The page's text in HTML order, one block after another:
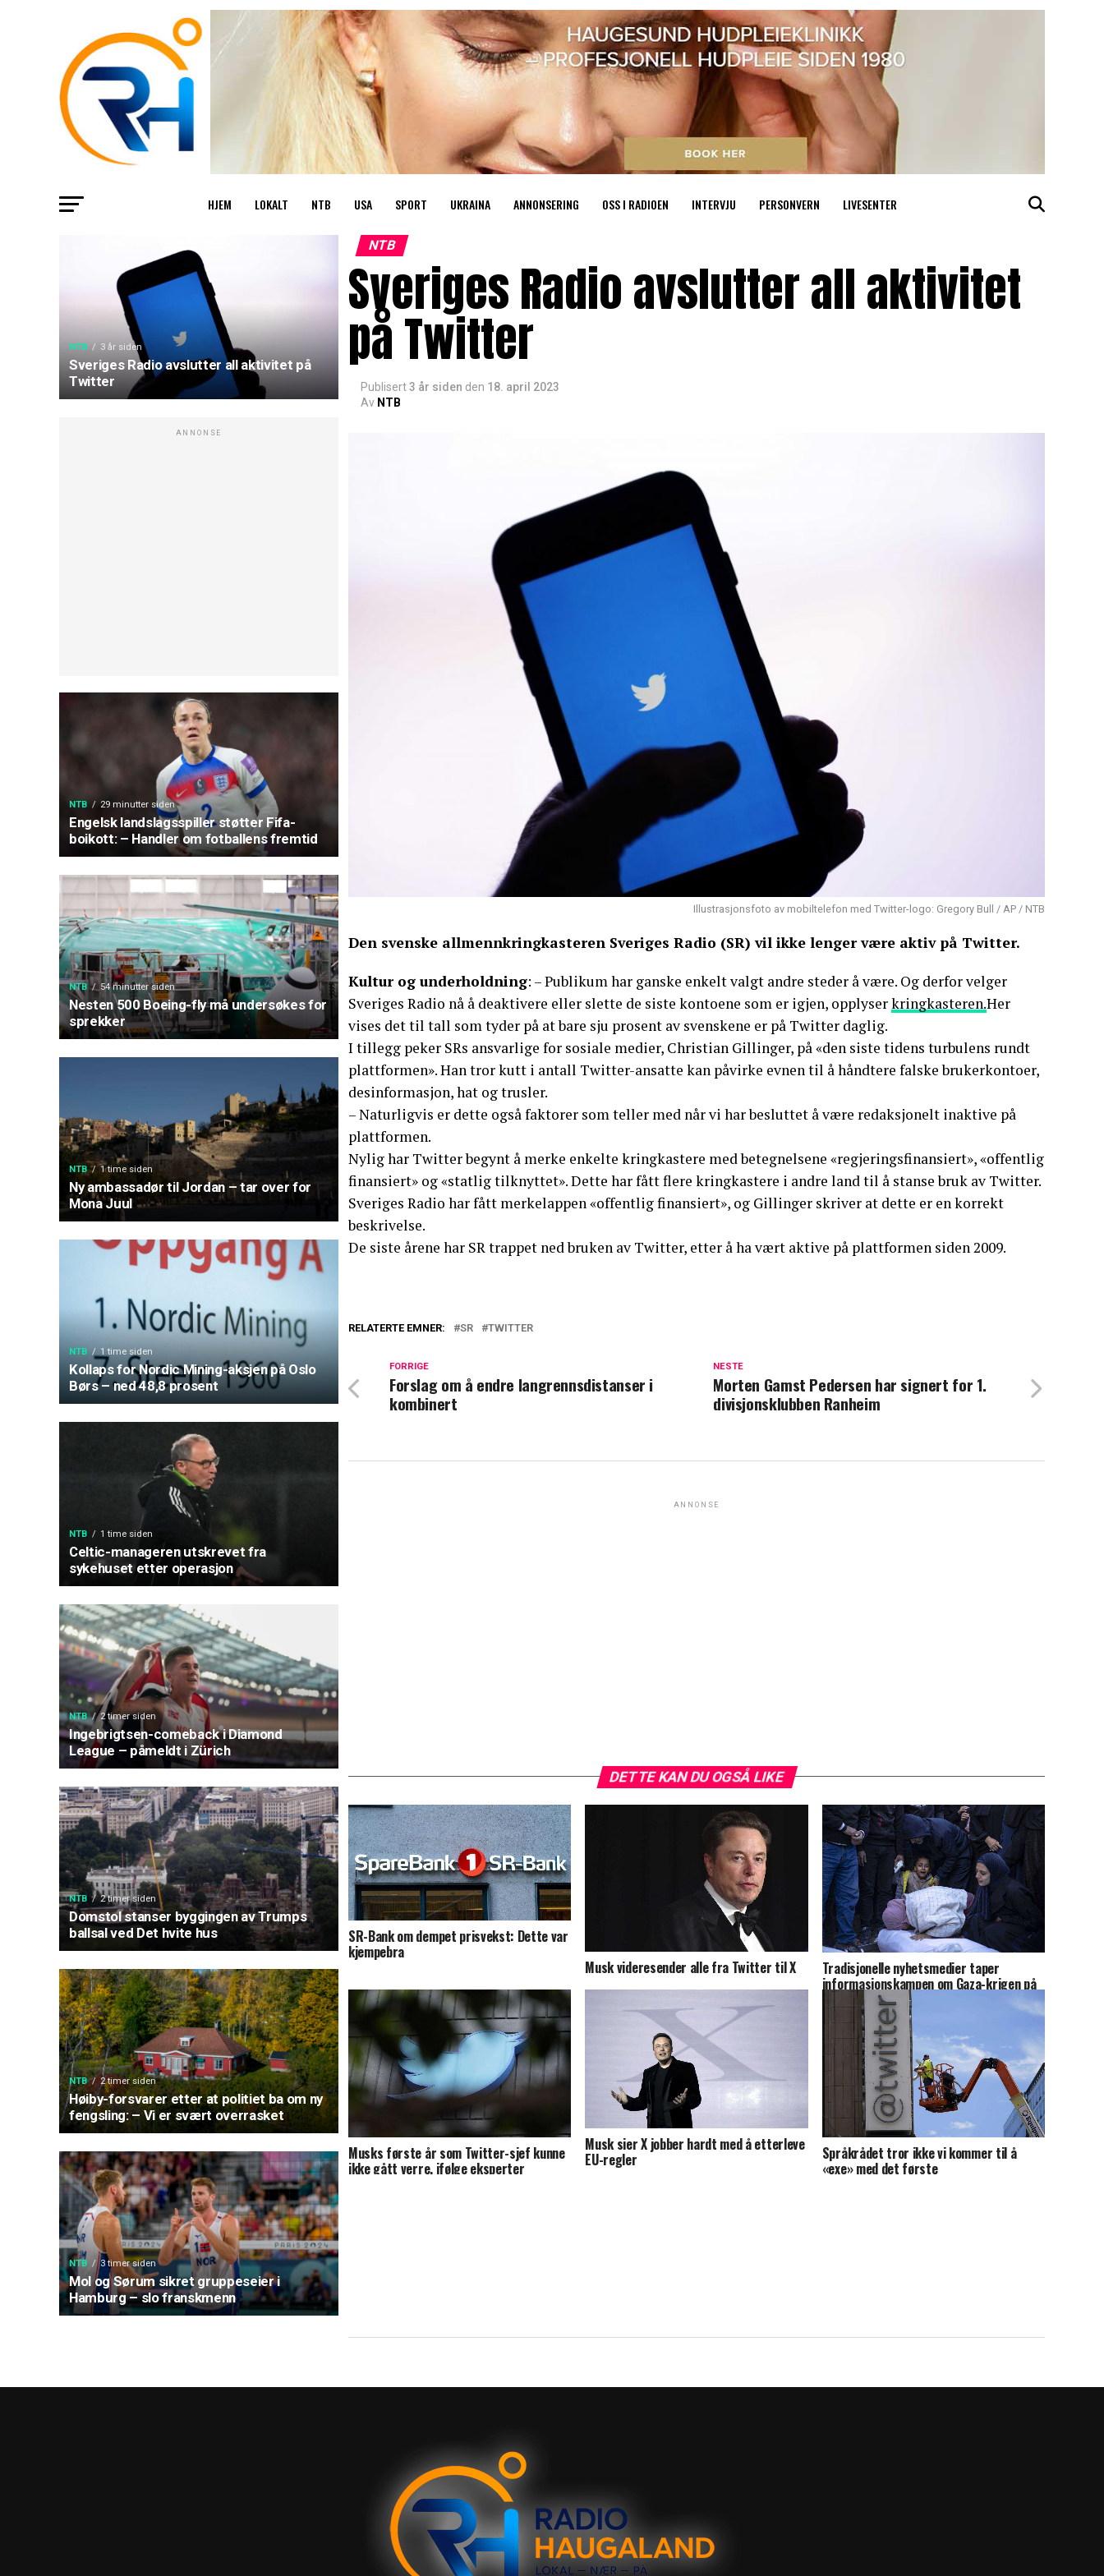
HJEM LOKALT NTB USA SPORT UKRAINA ANNONSERING OSS I RADIOEN INTERVJU PERSONVERN LIVESENTER
NTB 3 år siden
Sveriges Radio avslutter all aktivitet på
Twitter
ANNONSE
NTB 29 minutter siden
Engelsk landslagsspiller støtter Fifa-
boikott: – Handler om fotballens fremtid
NTB 54 minutter siden
Nesten 500 Boeing-fly må undersøkes for
sprekker
NTB 1 time siden
Ny ambassadør til Jordan – tar over for
Mona Juul
NTB 1 time siden
Kollaps for Nordic Mining-aksjen på Oslo
Børs – ned 48,8 prosent
NTB 1 time siden
Celtic-manageren utskrevet fra
sykehuset etter operasjon
NTB 2 timer siden
Ingebrigtsen-comeback i Diamond
League – påmeldt i Zürich
NTB 2 timer siden
Domstol stanser byggingen av Trumps
ballsal ved Det hvite hus
NTB 2 timer siden
Høiby-forsvarer etter at politiet ba om ny
fengsling: – Vi er svært overrasket
NTB 3 timer siden
Mol og Sørum sikret gruppeseier i
Hamburg – slo franskmenn
NTB
Sveriges Radio avslutter all aktivitet
på Twitter
Publisert3 år siden den 18. april 2023
Av NTB
Illustrasjonsfoto av mobiltelefon med Twitter-logo: Gregory Bull / AP / NTB
Den svenske allmennkringkasteren Sveriges Radio (SR) vil ikke lenger være aktiv på Twitter.
Kultur og underholdning: – Publikum har ganske enkelt valgt andre steder å være. Og derfor velger
Sveriges Radio nå å deaktivere eller slette de siste kontoene som er igjen, opplyserkringkasteren.Her
vises det til tall som tyder på at bare sju prosent av svenskene er på Twitter daglig.
I tillegg peker SRs ansvarlige for sosiale medier, Christian Gillinger, på «den siste tidens turbulens rundt
plattformen». Han tror kutt i antall Twitter-ansatte kan påvirke evnen til å håndtere falske brukerkontoer,
desinformasjon, hat og trusler.
– Naturligvis er dette også faktorer som teller med når vi har besluttet å være redaksjonelt inaktive på
plattformen.
Nylig har Twitter begynt å merke enkelte kringkastere med betegnelsene «regjeringsfinansiert», «offentlig
finansiert» og «statlig tilknyttet». Dette har fått flere kringkastere i andre land til å stanse bruk av Twitter.
Sveriges Radio har fått merkelappen «offentlig finansiert», og Gillinger skriver at dette er en korrekt
beskrivelse.
De siste årene har SR trappet ned bruken av Twitter, etter å ha vært aktive på plattformen siden 2009.
RELATERTE EMNER: SR TWITTER
NESTE
Morten Gamst Pedersen har signert for 1.
divisjonsklubben Ranheim
FORRIGE
Forslag om å endre langrennsdistanser i
kombinert
ANNONSE
DETTE KAN DU OGSÅ LIKE
SR-Bank om dempet prisvekst: Dette var
kjempebra
Musk videresender alle fra Twitter til X Tradisjonelle nyhetsmedier taper
informasjonskampen om Gaza-krigen på
X/Twitter
Musks første år som Twitter-sjef kunne
ikke gått verre, ifølge eksperter
Musk sier X jobber hardt med å etterleve
EU-regler Språkrådet tror ikke vi kommer til å
«exe» med det første